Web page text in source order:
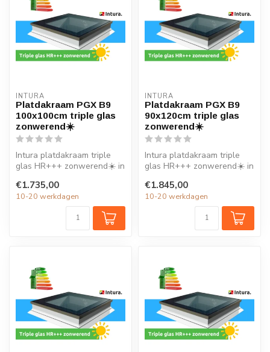
INTURA
Platdakraam PGX B9
100x100cm triple glas
zonwerend☀️
Intura platdakraam triple
glas HR+++ zonwerend☀️ in
ideaal ...
€1.735,00
10-20 werkdagen
INTURA
Platdakraam PGX B9
90x120cm triple glas
zonwerend☀️
Intura platdakraam triple
glas HR+++ zonwerend☀️ in
v...
€1.845,00
10-20 werkdagen